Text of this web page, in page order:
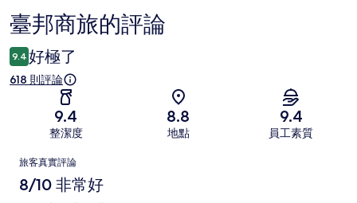
評
論
臺邦商旅的評論
9.4 好極了
618 則評論
9.4
整潔度
8.8
地點
9.4
員工素質
評
論
旅客真實評論
8/10 非常好